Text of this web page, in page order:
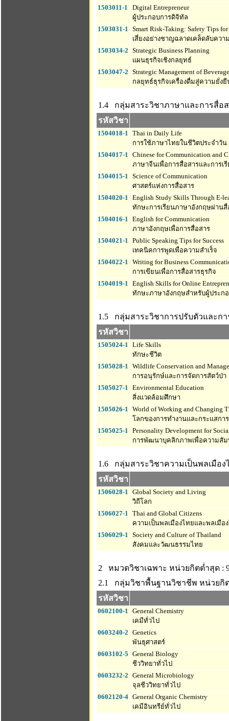
1503011-1
Digital Entrepreneur
ผู้ประกอบการดิจิทัล
1503031-1 Smart Risk-Taking: Safety Tips for
เสี่ยงอย่างชาญฉลาดเคล็ดลับคว
1503034-2 Strategic Business Planning
แผนธุรกิจเชิงกลยุทธ์
1503047-2 Strategic Management of
กลยุทธ์ธุรกิจเครื่องดื่มสู่ความยั่งยื
1.4 กลุ่มสาระวิชาภาษาและการสื่อ
รหัสวิชา
1504018-1 Thai in Daily Life
การใช้ภาษาไทยในชีวิตประจำวัน
1504017-1 Chinese for Communication and
ภาษาจีนเพื่อการสื่อสารและการเ
1504015-1 Science of Communication
ศาสตร์แห่งการสื่อสาร
1504020-1 English Study Skills Through E-
ทักษะการเรียนภาษาอังกฤษผ่าน
1504016-1 English for Communication
ภาษาอังกฤษเพื่อการสื่อสาร
1504021-1 Public Speaking Tips for Success
เทคนิคการพูดเพื่อความสำเร็จ
1504022-1 Writing for Business
การเขียนเพื่อการสื่อสารธุรกิจ
1504019-1 English Skills for Online
ทักษะภาษาอังกฤษสำหรับผู้ประก
1.5 กลุ่มสาระวิชาการปรับตัวและก
รหัสวิชา
1505024-1 Life Skills
ทักษะชีวิต
1505028-1 Wildlife Conservation and
การอนุรักษ์และการจัดการสัตว์ป่า
1505027-1 Environmental Education
สิ่งแวดล้อมศึกษา
1505026-1 World of Working and Changing
โลกของการทำงานและกระแสกา
1505025-1 Personality Development for
การพัฒนาบุคลิกภาพเพื่อความสั
1.6 กลุ่มสาระวิชาความเป็นพลเมือง
รหัสวิชา
1506028-1 Global Society and Living
วิถีโลก
1506027-1 Thai and Global Citizens
ความเป็นพลเมืองไทยและพลเมือ
1506029-1 Society and Culture of Thailand
สังคมและวัฒนธรรมไทย
2 หมวดวิชาเฉพาะ หน่วยกิตต่ำสุด :
2.1 กลุ่มวิชาพื้นฐานวิชาชีพ หน่วยกิ
รหัสวิชา
0602100-1 General Chemistry
เคมีทั่วไป
0603240-2 Genetics
พันธุศาสตร์
0603102-5 General Biology
ชีววิทยาทั่วไป
0603232-2 General Microbiology
จุลชีววิทยาทั่วไป
0602120-4 General Organic Chemistry
เคมีอินทรีย์ทั่วไป